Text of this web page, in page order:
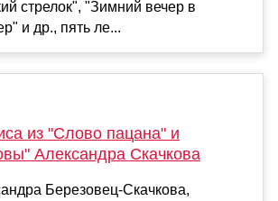
стрелок", "Зимний вечер в
и др., пять ле...
из "Слово пацана" и
Александра Скачкова
Березовец-Скачкова,